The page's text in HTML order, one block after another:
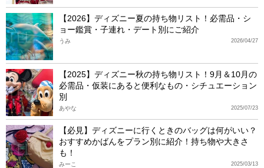
【2026】ディズニー夏の持ち物リスト！必需品・シ
ョー鑑賞・子連れ・デート別にご紹介
2026/04/27
うみ
【2025】ディズニー秋の持ち物リスト！9月＆10月の
必需品・仮装にあると便利なもの・シチュエーション
別
2025/07/23
あやな
【必見】ディズニーに行くときのバッグは何がいい？
おすすめかばんをプラン別に紹介！持ち物や大きさ
も！
2025/03/13
みーこ